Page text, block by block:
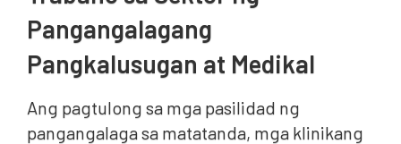
Pangangalagang
Pangkalusugan at Medikal
Ang pagtulong sa mga pasilidad ng
pangangalaga sa matatanda, mga klinikang